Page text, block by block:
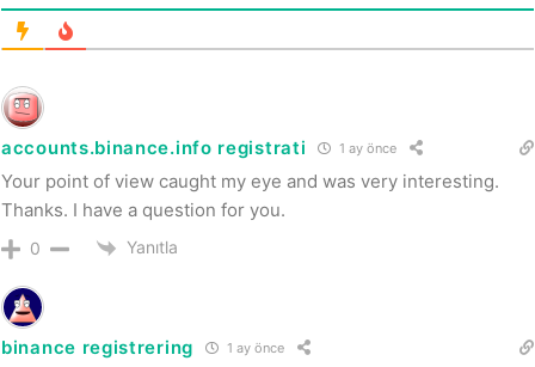
accounts.binance.info registrati 1 ay önce
Your point of view caught my eye and was very interesting.
Thanks. I have a question for you.
0 Yanıtla
binance registrering 1 ay önce